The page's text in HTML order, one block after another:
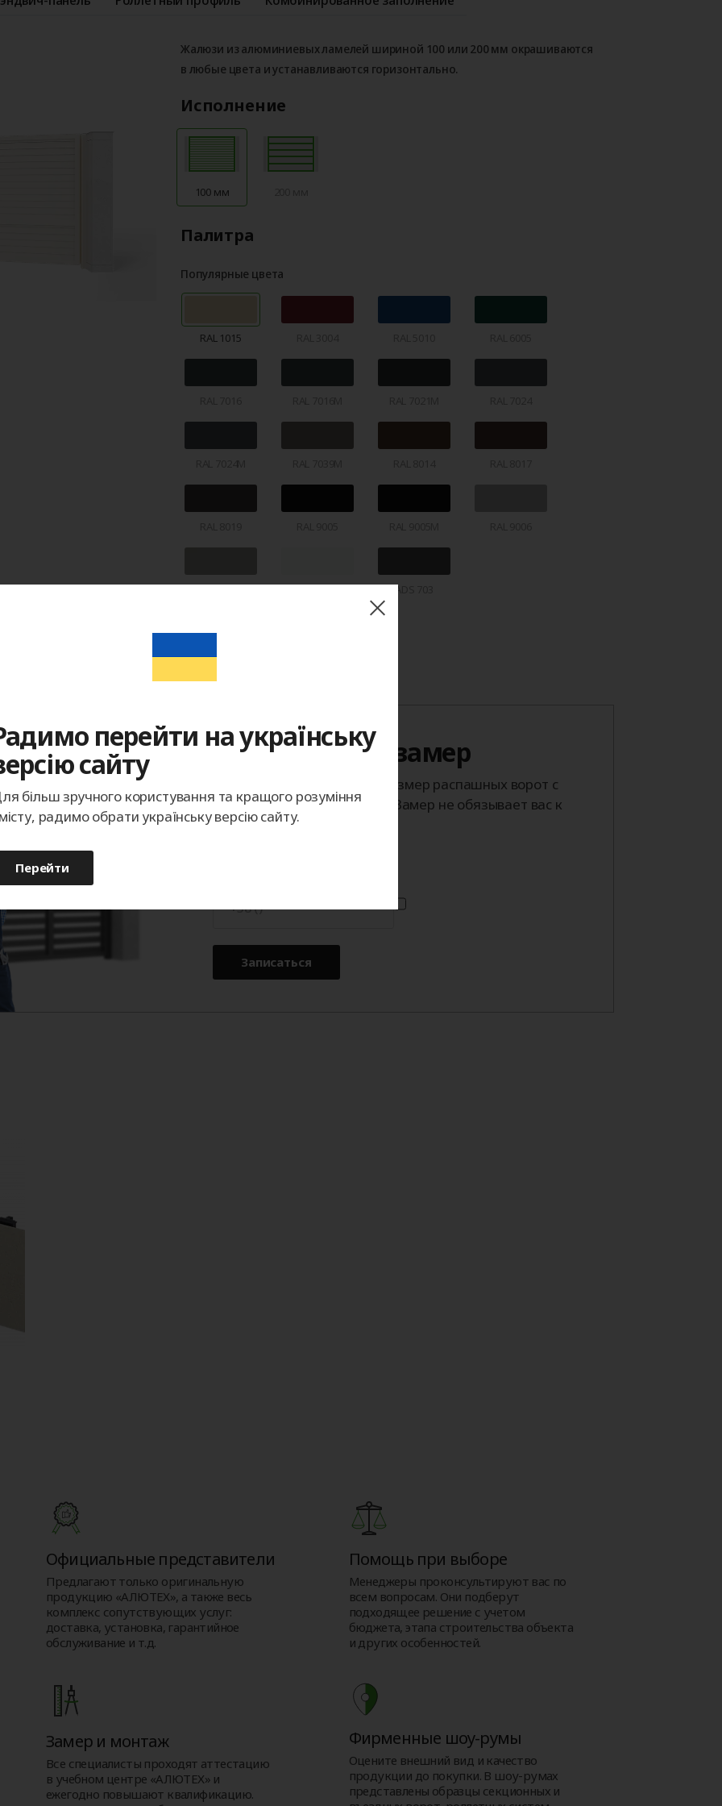
Жалюзи из алюминиевых ламелей шириной 100 или 200 мм окрашиваются
в любые цвета и устанавливаются горизонтально.
Исполнение
100 мм
Палитра
Популярные цвета
RAL 1015
RAL 7024M
RAL 9007 RAL 9016 ADS 703
Записаться на замер
Определим подходящий размер распашных ворот с
точностью до миллиметра. Замер не обязывает вас к
покупке.
Записаться
Официальные представители
Предлагают только оригинальную
продукцию «АЛЮТЕХ», а также весь
комплекс сопутствующих услуг:
доставка, установка, гарантийное
обслуживание и т.д.
Помощь при выборе
Менеджеры проконсультируют вас по
всем вопросам. Они подберут
подходящее решение с учетом
бюджета, этапа строительства объекта
и других особенностей.
Замер и монтаж
Все специалисты проходят аттестацию
в учебном центре «АЛЮТЕХ» и
ежегодно повышают квалификацию.
Фирменные шоу-румы
Оцените внешний вид и качество
продукции до покупки. В шоу-румах
представлены образцы секционных и
перейти на українську
сайту
більш зручного користування та кращого розуміння
радимо обрати українську версію сайту.
Перейти